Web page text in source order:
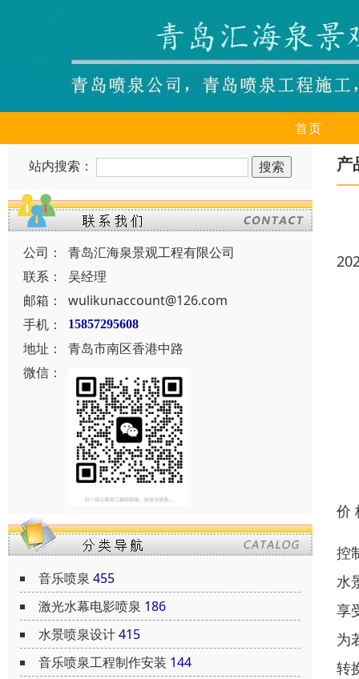
首页
站内搜索：
公司：
青岛汇海泉景观工程有限公司
联系：
吴经理
邮箱：
wulikunaccount@126.com
手机：
15857295608
地址：
青岛市南区香港中路
微信：
音乐喷泉 455
激光水幕电影喷泉 186
水景喷泉设计415
音乐喷泉工程制作安装 144
产
价
控
水
享
为
转